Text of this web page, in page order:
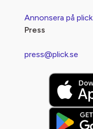
Annonsera på plick
Press
press@plick.se